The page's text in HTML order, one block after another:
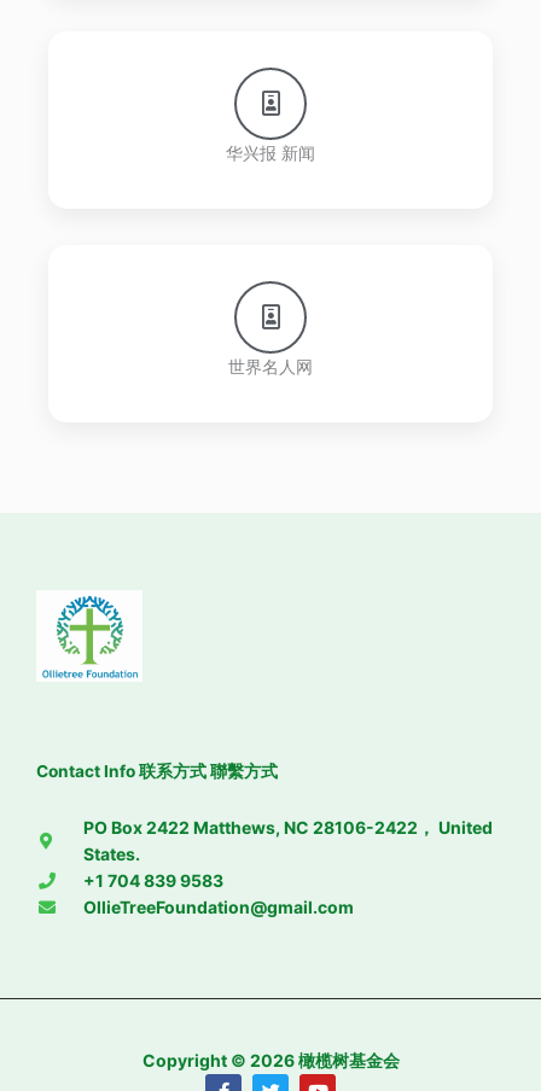
华兴报 新闻
世界名人网
Contact Info 联系方式 聯繫方式
PO Box 2422 Matthews, NC 28106-2422， United
States.
+1 704 839 9583
OllieTreeFoundation@gmail.com
Copyright © 2026 橄榄树基金会
F T Y